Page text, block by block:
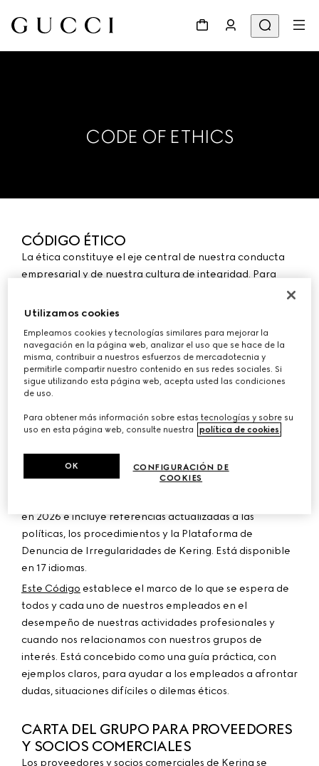
CODE OF ETHICS
CÓDIGO ÉTICO
La ética constituye el eje central de nuestra conducta
empresarial y de nuestra cultura de integridad. Para
Kering, representa un firme compromiso moral, así como
un principio de confianza esencial para el desarrollo
integridad se basa en el cumplimiento de las leyes y los
reglamentos, y en el compromiso diario de todos y cada
uno de los empleados con los valores del Grupo. Kering
mantiene una política de tolerancia cero frente a la
corrupción y frente a cualquier incumplimiento de
nuestros principios de integridad.
1996, el Código Ético de Kering define los principales
principios que enmarcan y guían nuestras acciones
en 2026 e incluye referencias actualizadas a las
políticas, los procedimientos y la Plataforma de
Denuncia de Irregularidades de Kering. Está disponible
en 17 idiomas.
Este Código establece el marco de lo que se espera de
todos y cada uno de nuestros empleados en el
desempeño de nuestras actividades profesionales y
cuando nos relacionamos con nuestros grupos de
interés. Está concebido como una guía práctica, con
ejemplos claros, para ayudar a los empleados a afrontar
dudas, situaciones difíciles o dilemas éticos.
CARTA DEL GRUPO PARA PROVEEDORES
Y SOCIOS COMERCIALES
Los proveedores y socios comerciales de Kering se
Utilizamos cookies
Empleamos cookies y tecnologías similares para mejorar la
navegación en la página web, analizar el uso que se hace de la
misma, contribuir a nuestros esfuerzos de mercadotecnia y
permitirle compartir nuestro contenido en sus redes sociales. Si
sigue utilizando esta página web, acepta usted las condiciones
de uso.
Para obtener más información sobre estas tecnologías y sobre su
uso en esta página web, consulte nuestra
política de cookies.
CONFIGURACIÓN DE
COOKIES
OK